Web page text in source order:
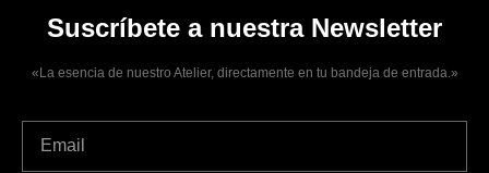
Suscríbete a nuestra Newsletter
«La esencia de nuestro Atelier, directamente en tu bandeja de entrada.»